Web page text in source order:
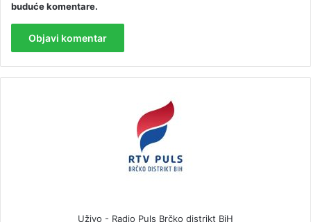
buduće komentare.
Uživo - Radio Puls Brčko distrikt BiH